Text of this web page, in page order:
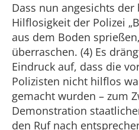
Dass nun angesichts der
Hilflosigkeit der Polizei
aus dem Boden
überraschen. (4) Es
Eindruck auf, dass die
Polizisten nicht hilflos
gemacht wurden – zum
Demonstration
den Ruf nach